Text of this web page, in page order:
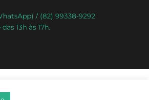
/ (82) 99338-9292
13h às 17h.